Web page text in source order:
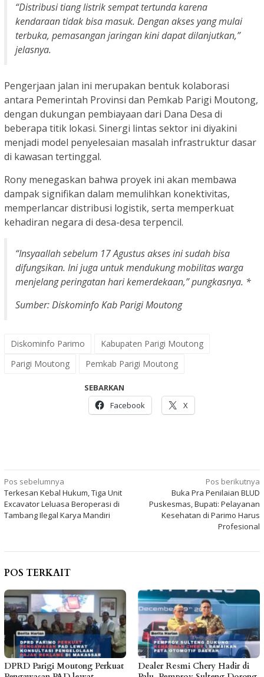
“Distribusi tiang listrik sempat tertunda karena
kendaraan tidak bisa masuk. Dengan akses yang mulai
terbuka, pemasangan jaringan kini dapat dilanjutkan,”
jelasnya.
Pengerjaan jalan ini merupakan bentuk kolaborasi
antara Pemerintah Provinsi dan Pemkab Parigi Moutong,
dengan dukungan pembiayaan dari Dana Desa di
beberapa titik lokasi. Sinergi lintas sektor ini diyakini
menjadi model penyelesaian masalah infrastruktur dasar
di kawasan tertinggal.
Rony menegaskan bahwa proyek ini akan membawa
dampak signifikan dalam memulihkan konektivitas,
memperlancar distribusi logistik, serta memperkuat
kehadiran negara di desa-desa terpencil.
“Insyaallah sebelum 17 Agustus akses ini sudah bisa
difungsikan. Ini juga untuk mendukung mobilitas warga
menjelang peringatan hari kemerdekaan,” pungkasnya. *
Sumber: Diskominfo Kab Parigi Moutong
Diskominfo Parimo
Kabupaten Parigi Moutong
Parigi Moutong
Pemkab Parigi Moutong
SEBARKAN
Facebook
X
Navigasi
pos
Pos sebelumnya
Terkesan Kebal Hukum, Tiga Unit
Excavator Leluasa Beroperasi di
Tambang Ilegal Karya Mandiri
Pos berikutnya
Buka Pra Penilaian BLUD
Puskesmas, Bupati: Pelayanan
Kesehatan di Parimo Harus
Profesional
POS TERKAIT
DPRD Parigi Moutong Perkuat
Dealer Resmi Chery Hadir di